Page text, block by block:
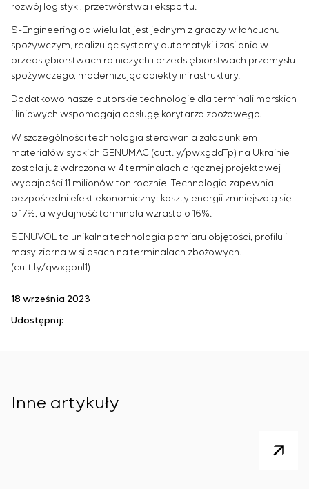
Audyt energetyczny
rozwój logistyki, przetwórstwa i eksportu.
S-Engineering od wielu lat jest jednym z graczy w łańcuchu
spożywczym, realizując systemy automatyki i zasilania w
przedsiębiorstwach rolniczych i przedsiębiorstwach przemysłu
spożywczego, modernizując obiekty infrastruktury.
Dodatkowo nasze autorskie technologie dla terminali morskich
i liniowych wspomagają obsługę korytarza zbożowego.
W szczególności technologia sterowania załadunkiem
materiałów sypkich SENUMAC (cutt.ly/pwxgddTp) na Ukrainie
została już wdrożona w 4 terminalach o łącznej projektowej
wydajności 11 milionów ton rocznie. Technologia zapewnia
bezpośredni efekt ekonomiczny: koszty energii zmniejszają się
o 17%, a wydajność terminala wzrasta o 16%.
SENUVOL to unikalna technologia pomiaru objętości, profilu i
masy ziarna w silosach na terminalach zbożowych.
(cutt.ly/qwxgpnl1)
18 września 2023
Udostępnij:
Inne artykuły